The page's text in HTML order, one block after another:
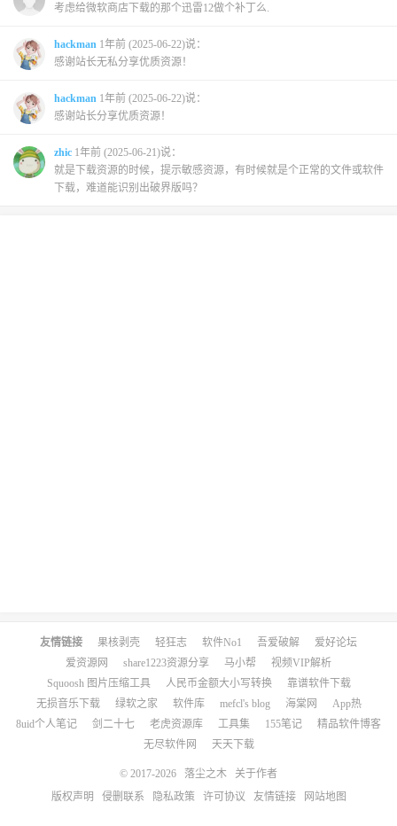
考虑给微软商店下载的那个迅雷12做个补丁么.
hackman 1年前 (2025-06-22)说：
感谢站长无私分享优质资源！
hackman 1年前 (2025-06-22)说：
感谢站长分享优质资源！
zhic 1年前 (2025-06-21)说：
就是下载资源的时候，提示敏感资源，有时候就是个正常的文件或软件
下载，难道能识别出破界版吗？
友情链接 果核剥壳 轻狂志 软件No1 吾爱破解
爱好论坛
爱资源网
share1223资源分享 马小帮
视频VIP解析
Squoosh 图片压缩工具
人民币金额大小写转换
靠谱软件下载
无损音乐下载
绿软之家 软件库 mefcl's blog 海棠网
App热
8uid个人笔记
剑二十七 老虎资源库 工具集 155笔记
精品软件博客
无尽软件网
天天下载
© 2017-2026 落尘之木
关于作者
版权声明
侵删联系 隐私政策 许可协议 友情链接 网站地图